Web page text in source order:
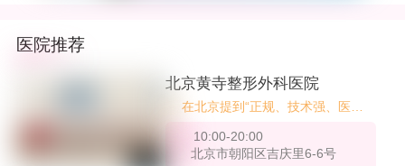
医院推荐
北京黄寺整形外科医院
在北京提到“正规、技术强、医生
第一个想到的就是——北京黄寺整
形外科医院。不是网红机构、不是
10:00-20:00
北京市朝阳区吉庆里6-6号